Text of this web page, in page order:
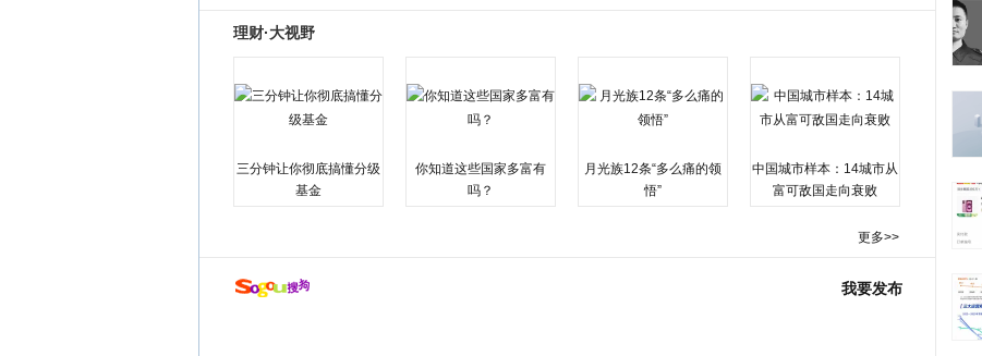
理财·大视野
三分钟让你彻底搞懂分级
基金
你知道这些国家多富有
吗？
月光族12条“多么痛的领
悟”
中国城市样本：14城市从
富可敌国走向衰败
更多>>
我要发布